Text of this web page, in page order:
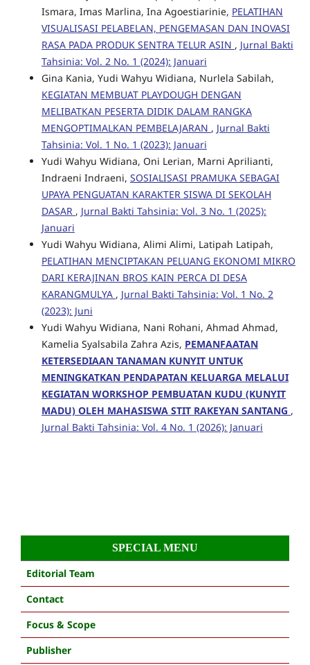
Ismara, Imas Marlina, Ina Agoestiarinie, PELATIHAN
VISUALISASI PELABELAN, PENGEMASAN DAN INOVASI
RASA PADA PRODUK SENTRA TELUR ASIN , Jurnal Bakti
Tahsinia: Vol. 2 No. 1 (2024): Januari
Gina Kania, Yudi Wahyu Widiana, Nurlela Sabilah,
KEGIATAN MEMBUAT PLAYDOUGH DENGAN
MELIBATKAN PESERTA DIDIK DALAM RANGKA
MENGOPTIMALKAN PEMBELAJARAN , Jurnal Bakti
Tahsinia: Vol. 1 No. 1 (2023): Januari
Yudi Wahyu Widiana, Oni Lerian, Marni Aprilianti,
Indraeni Indraeni, SOSIALISASI PRAMUKA SEBAGAI
UPAYA PENGUATAN KARAKTER SISWA DI SEKOLAH
DASAR , Jurnal Bakti Tahsinia: Vol. 3 No. 1 (2025):
Januari
Yudi Wahyu Widiana, Alimi Alimi, Latipah Latipah,
PELATIHAN MENCIPTAKAN PELUANG EKONOMI MIKRO
DARI KERAJINAN BROS KAIN PERCA DI DESA
KARANGMULYA , Jurnal Bakti Tahsinia: Vol. 1 No. 2
(2023): Juni
Yudi Wahyu Widiana, Nani Rohani, Ahmad Ahmad,
Kamelia Syalsabila Zahra Azis, PEMANFAATAN
KETERSEDIAAN TANAMAN KUNYIT UNTUK
MENINGKATKAN PENDAPATAN KELUARGA MELALUI
KEGIATAN WORKSHOP PEMBUATAN KUDU (KUNYIT
MADU) OLEH MAHASISWA STIT RAKEYAN SANTANG ,
Jurnal Bakti Tahsinia: Vol. 4 No. 1 (2026): Januari
SPECIAL MENU
Editorial Team
Contact
Focus & Scope
Publisher